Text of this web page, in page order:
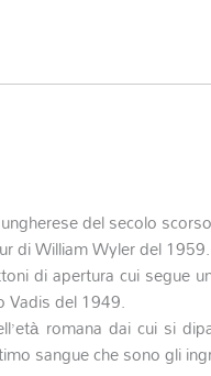
del secolo
di William Wyler del 1959.
di apertura cui segue
Vadis del 1949.
romana dai cui si
sangue che sono gli